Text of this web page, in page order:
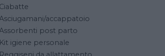
Ciabatte
accappatoio
post parto
Kit igiene personale